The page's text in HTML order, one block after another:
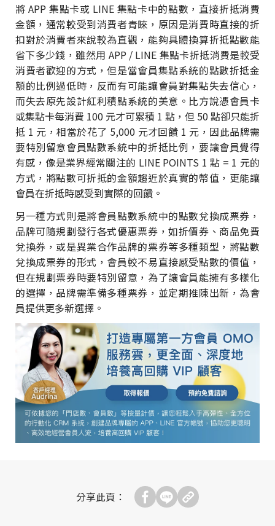
將 APP 集點卡或 LINE 集點卡中的點數，直接折抵消費
金額，通常較受到消費者青睞，原因是消費時直接的折
扣對於消費者來說較為直觀，能夠具體換算折抵點數能
省下多少錢，雖然用 APP / LINE 集點卡折抵消費是較受
消費者歡迎的方式，但是當會員集點系統的點數折抵金
額的比例過低時，反而有可能讓會員對集點失去信心，
而失去原先設計紅利積點系統的美意。比方說憑會員卡
或集點卡每消費 100 元才可累積 1 點，但 50 點卻只能折
抵 1 元，相當於花了 5,000 元才回饋 1 元，因此品牌需
要特別留意會員點數系統中的折抵比例，要讓會員覺得
有感，像是業界經常關注的 LINE POINTS 1 點 = 1 元的
方式，將點數可折抵的金額趨近於真實的幣值，更能讓
會員在折抵時感受到實際的回饋。
另一種方式則是將會員點數系統中的點數兌換成票券，
品牌可隨規劃發行各式優惠票券，如折價券、商品免費
兌換券，或是異業合作品牌的票券等多種類型，將點數
兌換成票券的形式，會員較不易直接感受點數的價值，
但在規劃票券時要特別留意，為了讓會員能擁有多樣化
的選擇，品牌需準備多種票券，並定期推陳出新，為會
員提供更多新選擇。
分享此頁：